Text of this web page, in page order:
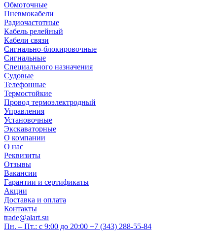
Обмоточные
Пневмокабели
Радиочастотные
Кабель релейный
Кабели связи
Сигнально-блокировочные
Сигнальные
Специального назначения
Судовые
Телефонные
Термостойкие
Провод термоэлектродный
Управления
Установочные
Экскаваторные
О компании
О нас
Реквизиты
Отзывы
Вакансии
Гарантии и сертификаты
Акции
Доставка и оплата
Контакты
trade@alart.su
Пн. – Пт.: с 9:00 до 20:00 +7 (343) 288-55-84